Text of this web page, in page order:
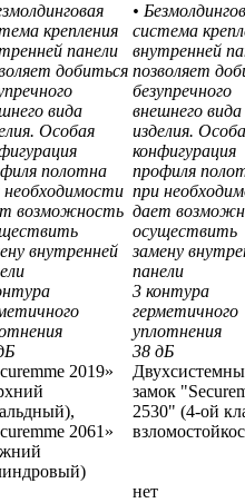
крепления
панели
добиться
вида
Особая
полотна
необходимости
возможность
внутренней
•
система
внутренней
позволяет
безупречного
внешнего вида
изделия.
конфигурация
профиля
при
дает
осуществить
замену
панели
3 контура
герметичного
уплотнения
38 дБ
2019»
2061»
замок
2530" (4-ой
нет